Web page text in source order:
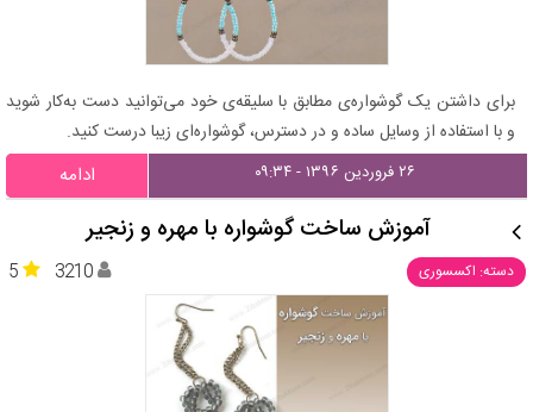
برای داشتن یک گوشواره‌ی مطابق با سلیقه‌ی خود می‌توانید دست به‌کار شوید
و با استفاده از وسایل ساده و در دسترس، گوشواره‌ای زیبا درست کنید.
۲۶ فروردین ۱۳۹۶ - ۰۹:۳۴ ادامه
آموزش ساخت گوشواره با مهره و زنجیر
دسته: اکسسوری 5 3210